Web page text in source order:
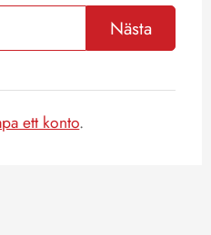
Nästa
ett konto.